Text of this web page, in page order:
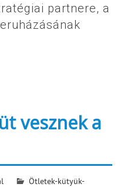
partnere, a
vesznek a
Ötletek-kütyük-